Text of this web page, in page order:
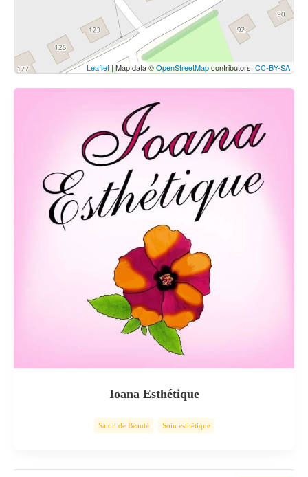
Leaflet| Map data ©OpenStreetMapcontributors, CC-BY-SA
Ioana Esthétique
Salon de Beauté Soin esthétique